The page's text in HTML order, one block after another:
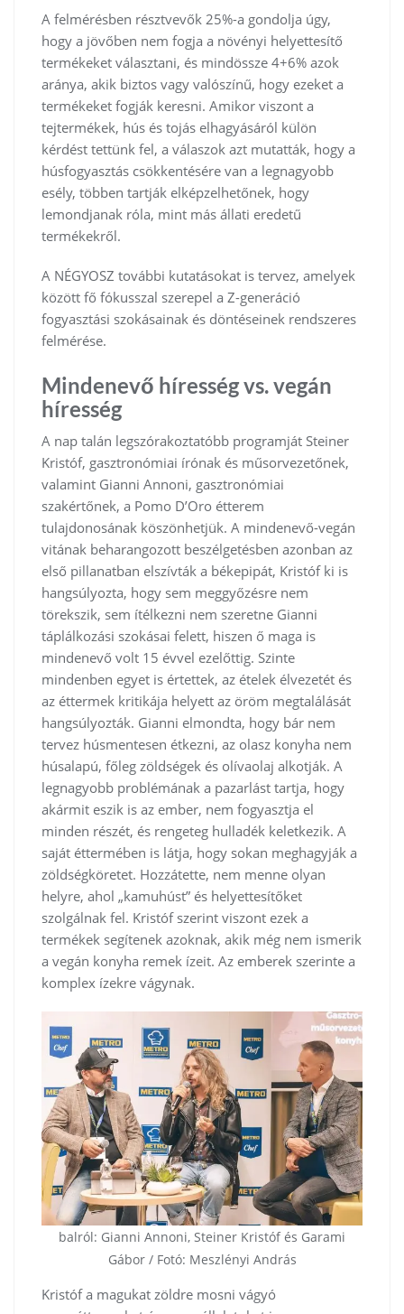
A felmérésben résztvevők 25%-a gondolja úgy,
hogy a jövőben nem fogja a növényi helyettesítő
termékeket választani, és mindössze 4+6% azok
aránya, akik biztos vagy valószínű, hogy ezeket a
termékeket fogják keresni. Amikor viszont a
tejtermékek, hús és tojás elhagyásáról külön
kérdést tettünk fel, a válaszok azt mutatták, hogy a
húsfogyasztás csökkentésére van a legnagyobb
esély, többen tartják elképzelhetőnek, hogy
lemondjanak róla, mint más állati eredetű
termékekről.
A NÉGYOSZ további kutatásokat is tervez, amelyek
között fő fókusszal szerepel a Z-generáció
fogyasztási szokásainak és döntéseinek rendszeres
felmérése.
Mindenevő híresség vs. vegán
híresség
A nap talán legszórakoztatóbb programját Steiner
Kristóf, gasztronómiai írónak és műsorvezetőnek,
valamint Gianni Annoni, gasztronómiai
szakértőnek, a Pomo D’Oro étterem
tulajdonosának köszönhetjük. A mindenevő-vegán
vitának beharangozott beszélgetésben azonban az
első pillanatban elszívták a békepipát, Kristóf ki is
hangsúlyozta, hogy sem meggyőzésre nem
törekszik, sem ítélkezni nem szeretne Gianni
táplálkozási szokásai felett, hiszen ő maga is
mindenevő volt 15 évvel ezelőttig. Szinte
mindenben egyet is értettek, az ételek élvezetét és
az éttermek kritikája helyett az öröm megtalálását
hangsúlyozták. Gianni elmondta, hogy bár nem
tervez húsmentesen étkezni, az olasz konyha nem
húsalapú, főleg zöldségek és olívaolaj alkotják. A
legnagyobb problémának a pazarlást tartja, hogy
akármit eszik is az ember, nem fogyasztja el
minden részét, és rengeteg hulladék keletkezik. A
saját éttermében is látja, hogy sokan meghagyják a
zöldségköretet. Hozzátette, nem menne olyan
helyre, ahol „kamuhúst” és helyettesítőket
szolgálnak fel. Kristóf szerint viszont ezek a
termékek segítenek azoknak, akik még nem ismerik
a vegán konyha remek ízeit. Az emberek szerinte a
komplex ízekre vágynak.
balról: Gianni Annoni, Steiner Kristóf és Garami
Gábor / Fotó: Meszlényi András
Kristóf a magukat zöldre mosni vágyó